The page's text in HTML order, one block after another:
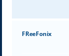
FReeFonix